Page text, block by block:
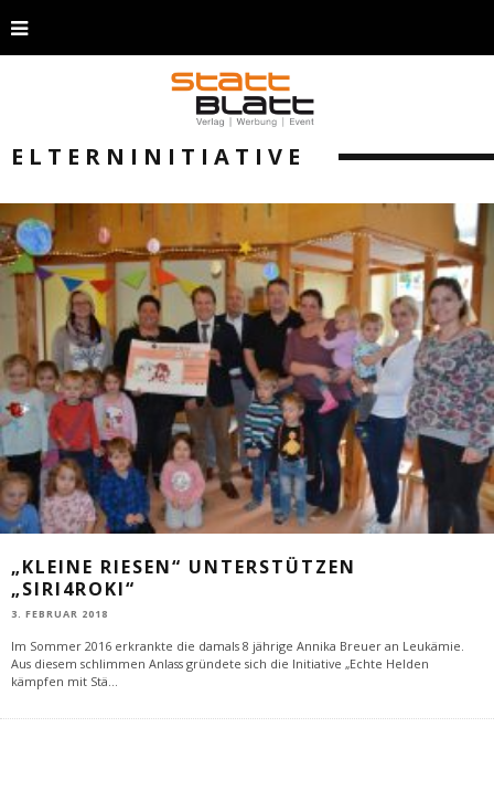
ELTERNINITIATIVE
„KLEINE RIESEN“ UNTERSTÜTZEN
„SIRI4ROKI“
3. FEBRUAR 2018
Im Sommer 2016 erkrankte die damals 8 jährige Annika Breuer an Leukämie.
Aus diesem schlimmen Anlass gründete sich die Initiative „Echte Helden
kämpfen mit Stä